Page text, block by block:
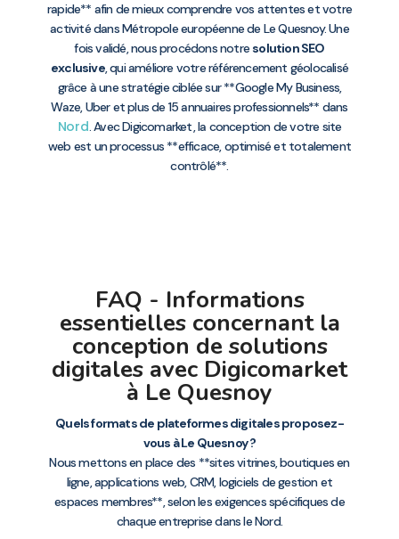
rapide** afin de mieux comprendre vos attentes et votre
activité dans Métropole européenne de Le Quesnoy. Une
fois validé, nous procédons notre solution SEO
exclusive, qui améliore votre référencement géolocalisé
grâce à une stratégie ciblée sur **Google My Business,
Waze, Uber et plus de 15 annuaires professionnels** dans
Nord. Avec Digicomarket, la conception de votre site
web est un processus **efficace, optimisé et totalement
contrôlé**.
FAQ - Informations
essentielles concernant la
conception de solutions
digitales avec Digicomarket
à Le Quesnoy
Quels formats de plateformes digitales proposez-
vous à Le Quesnoy ?
Nous mettons en place des **sites vitrines, boutiques en
ligne, applications web, CRM, logiciels de gestion et
espaces membres**, selon les exigences spécifiques de
chaque entreprise dans le Nord.